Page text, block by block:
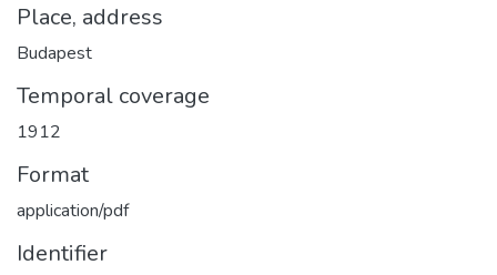
Place, address
Budapest
Temporal coverage
1912
Format
application/pdf
Identifier